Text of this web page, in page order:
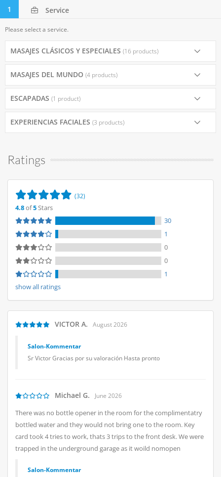
1 Service
Please select a service.
MASAJES CLÁSICOS Y ESPECIALES (16 products)
MASAJES DEL MUNDO (4 products)
ESCAPADAS (1 product)
EXPERIENCIAS FACIALES (3 products)
Ratings
(32)
4.8of5Stars
30
1
0
0
1
show all ratings
VICTOR A. August 2026
Salon-Kommentar
Sr Victor Gracias por su valoración Hasta pronto
Michael G. June 2026
There was no bottle opener in the room for the complimentatry
bottled water and they would not bring one to the room. Key
card took 4 tries to work, thats 3 trips to the front desk. We were
trapped in the underground garage as it woild nomopen
Salon-Kommentar